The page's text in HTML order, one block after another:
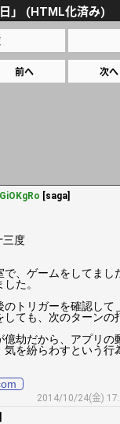
」 (HTML化済み)
前へ 次へ
[saga]
三度
、ゲームをしてまし
た。
トリガーを確認して
ても、次のターンの
億劫だから、アプリの
気を紛らわすという行
2014/10/24(金)